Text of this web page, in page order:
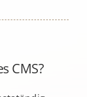
CMS?